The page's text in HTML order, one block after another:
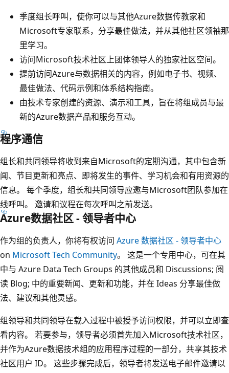
季度组长呼叫，使你可以与其他Azure数据传教家和
Microsoft专家联系，分享最佳做法，并从其他社区领袖那
里学习。
访问Microsoft技术社区上团体领导人的独家社区空间。
提前访问Azure与数据相关的内容，例如电子书、视频、
最佳做法、代码示例和体系结构指南。
由技术专家创建的资源、演示和工具，旨在将组成员与最
新的Azure数据产品和服务互动。
程序通信
组长和共同领导将收到来自Microsoft的定期沟通，其中包含新
闻、节目更新和亮点、即将发生的事件、学习机会和有用资源的
信息。 每个季度，组长和共同领导应邀与Microsoft团队参加在
线呼叫。 邀请和议程在每次呼叫之前发送。
Azure数据社区 - 领导者中心
作为组的负责人，你将有权访问 Azure 数据社区 - 领导者中心
on Microsoft Tech Community。 这是一个专用中心，可在其
中与 Azure Data Tech Groups 的其他成员和 Discussions; 阅
读 Blog; 中的重要新闻、更新和功能，并在 Ideas 分享最佳做
法、建议和其他灵感。
组领导和共同领导在载入过程中被授予访问权限，并可以立即查
看内容。 若要参与，领导者必须首先加入Microsoft技术社区，
并作为Azure数据技术组的应用程序过程的一部分，共享其技术
社区用户 ID。 这些步骤完成后，领导者将发送电子邮件邀请以